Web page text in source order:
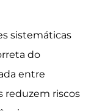
sistemáticas
do
entre
reduzem riscos